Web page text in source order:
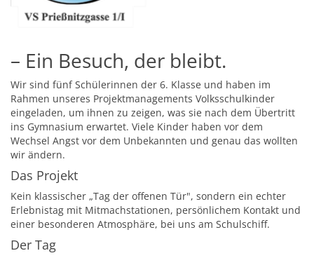
– Ein Besuch, der bleibt.
Wir sind fünf Schülerinnen der 6. Klasse und haben im
Rahmen unseres Projektmanagements Volksschulkinder
eingeladen, um ihnen zu zeigen, was sie nach dem Übertritt
ins Gymnasium erwartet. Viele Kinder haben vor dem
Wechsel Angst vor dem Unbekannten und genau das wollten
wir ändern.
Das Projekt
Kein klassischer „Tag der offenen Tür", sondern ein echter
Erlebnistag mit Mitmachstationen, persönlichem Kontakt und
einer besonderen Atmosphäre, bei uns am Schulschiff.
Der Tag